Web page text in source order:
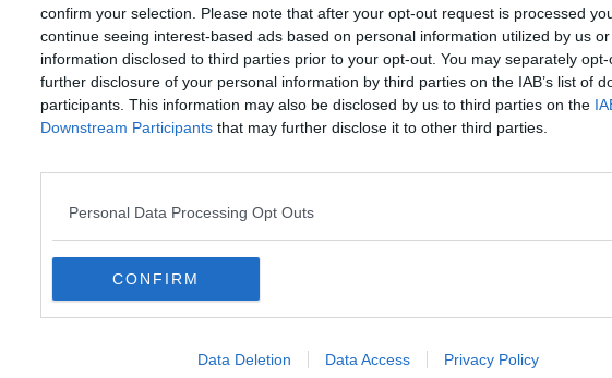
confirm your selection. Please note that after your opt-out request is processed
continue seeing interest-based ads based on personal information utilized by us
information disclosed to third parties prior to your opt-out. You may separately
further disclosure of your personal information by third parties on the IAB’s list of
participants. This information may also be disclosed by us to third parties on the
Downstream Participants that may further disclose it to other third parties.
Personal Data Processing Opt Outs
CONFIRM
Data Deletion Data Access Privacy Policy
LUNEDÌ01 LUGLIO 2013ORE 12:40
Renzo Macelloni racconta Fondi Rustici
Il progetto che trasforma i vecchi casolari in una risorsa per il territorio
VENERDÌ
Un conto corrente per ricostruire il chiesino
Servirà a raccogliere le donazioni. La Festa del Castellare si svolgerà in
forma ridotta con gli amministratori di Loro Piceno